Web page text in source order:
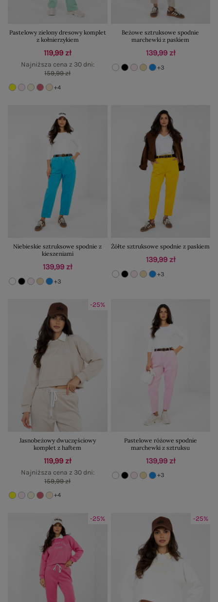
Pastelowy zielony dresowy komplet
z kołnierzykiem
119,99 zł
Najniższa cena z 30 dni:
159,99 zł
+4
Beżowe sztruksowe spodnie
marchewki z paskiem
139,99 zł
+3
Niebieskie sztruksowe spodnie z
kieszeniami
139,99 zł
+3
Żółte sztruksowe spodnie z paskiem
139,99 zł
+3
-25%
Jasnobeżowy dwuczęściowy
komplet z haftem
119,99 zł
Najniższa cena z 30 dni:
159,99 zł
+4
Pastelowe różowe spodnie
marchewki z sztruksu
139,99 zł
+3
-25% -25%